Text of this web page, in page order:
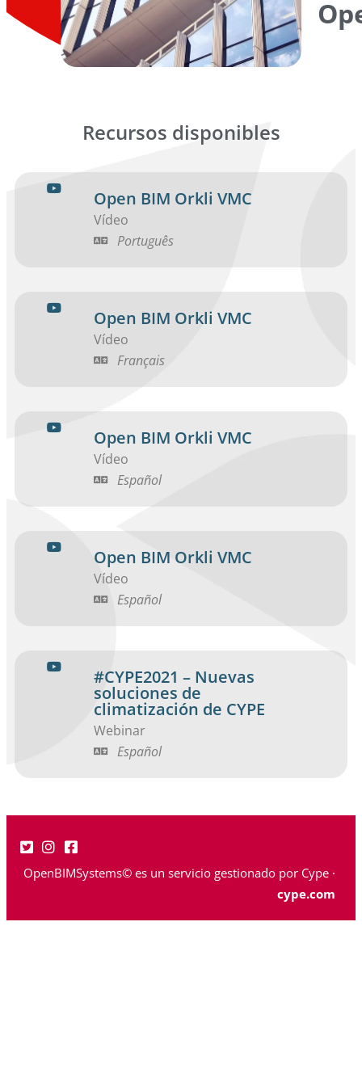
Recursos disponibles
Open BIM Orkli VMC
Vídeo
Português
Open BIM Orkli VMC
Vídeo
Français
Open BIM Orkli VMC
Vídeo
Español
Open BIM Orkli VMC
Vídeo
Español
#CYPE2021 – Nuevas
soluciones de
climatización de CYPE
Webinar
Español
OpenBIMSystems© es un servicio gestionado por Cype ·
cype.com